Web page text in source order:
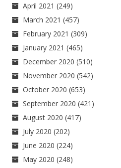
April 2021 (249)
March 2021 (457)
February 2021 (309)
January 2021 (465)
December 2020 (510)
November 2020 (542)
October 2020 (653)
September 2020 (421)
August 2020 (417)
July 2020 (202)
June 2020 (224)
May 2020 (248)